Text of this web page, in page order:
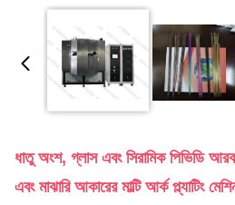
ধাতু অংশ, গ্লাস এবং সিরামিক পিভিডি
এবং মাঝারি আকারের মাল্টি আর্ক প্ল্যাটিং